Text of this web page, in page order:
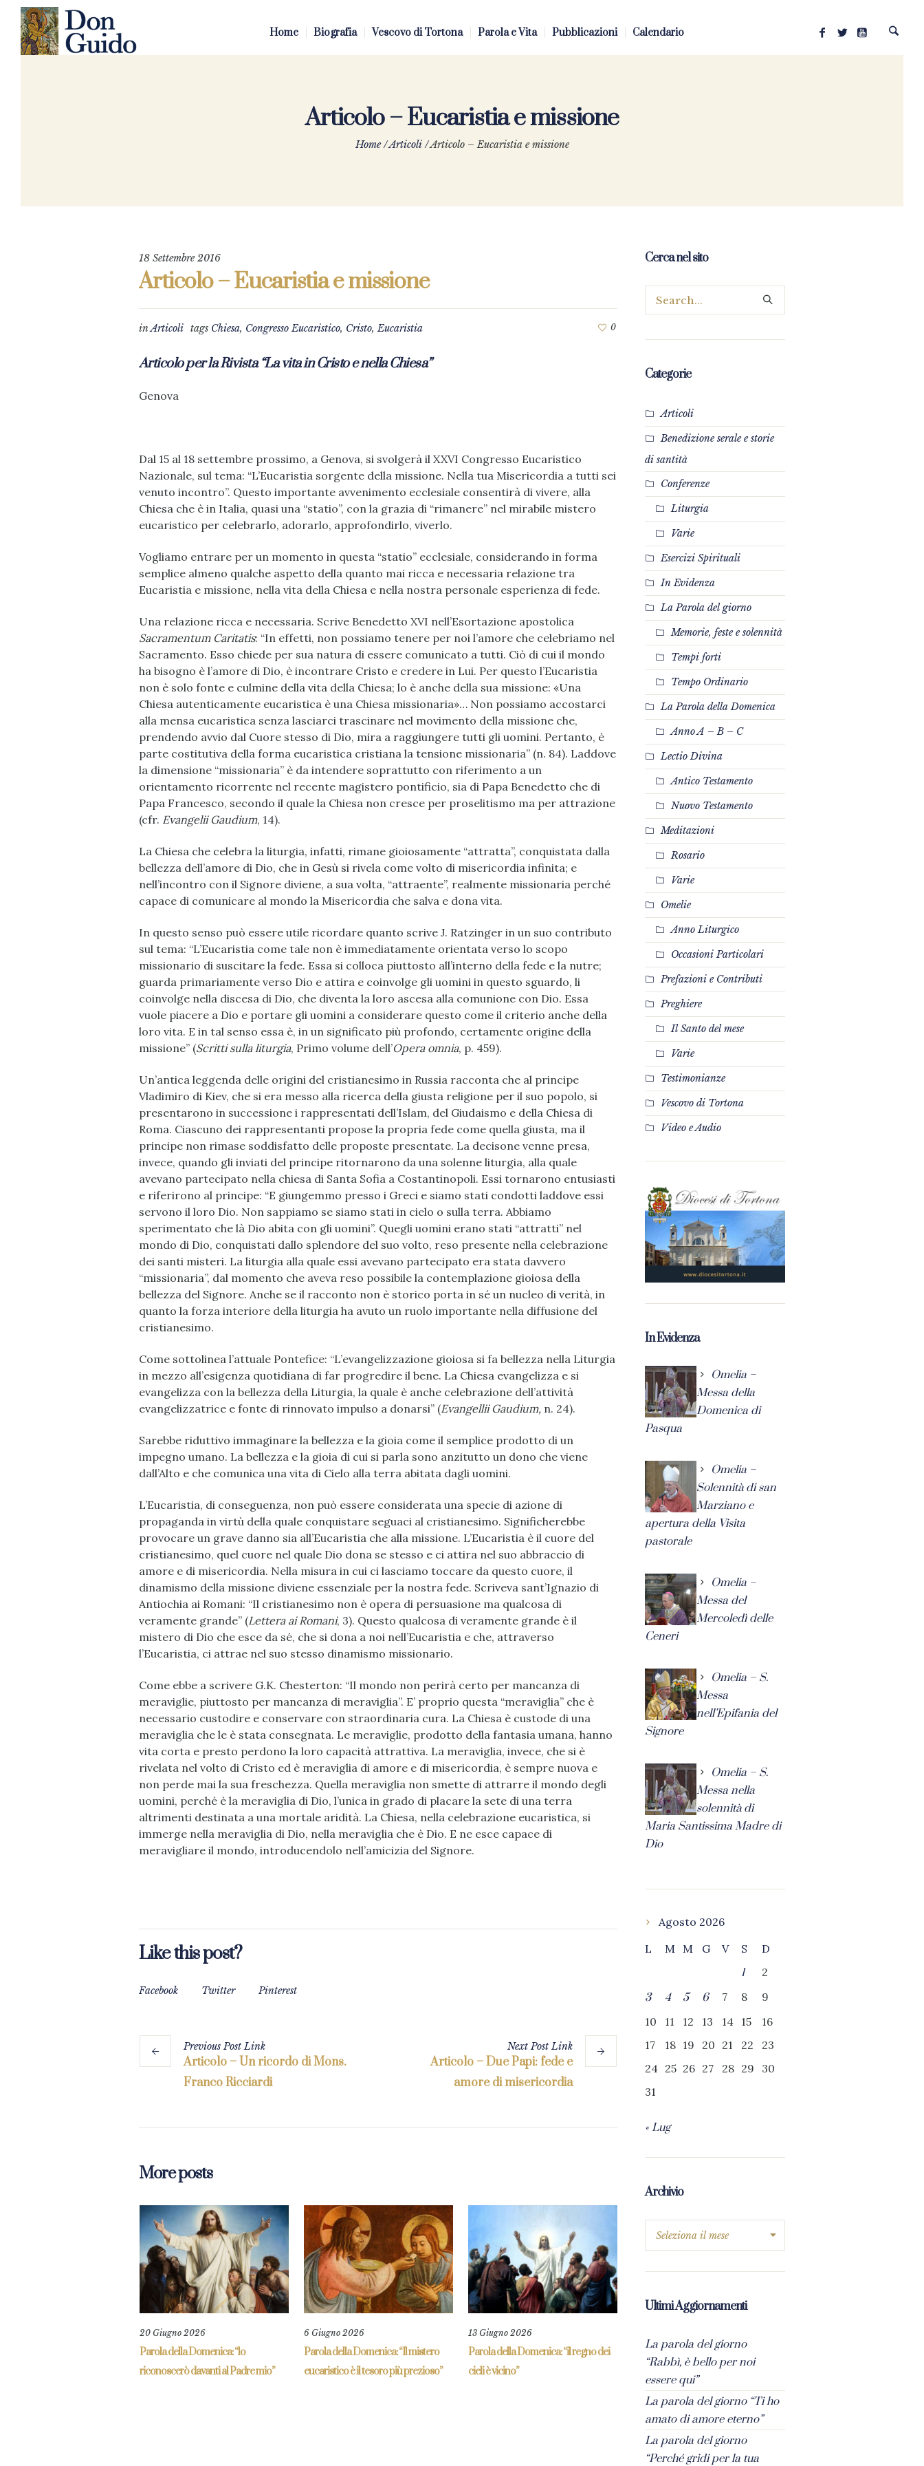
Home Biografia Vescovo di Tortona Parola e Vita Pubblicazioni Calendario
Articolo – Eucaristia e missione
Home /Articoli /Articolo – Eucaristia e missione
18 Settembre 2016
Articolo – Eucaristia e missione
inArticoli tags Chiesa, Congresso Eucaristico, Cristo,Eucaristia 0
Articolo per la Rivista “La vita in Cristo e nella Chiesa”
Genova
Dal 15 al 18 settembre prossimo, a Genova, si svolgerà il XXVI Congresso Eucaristico
Nazionale, sul tema: “L’Eucaristia sorgente della missione. Nella tua Misericordia a tutti sei
venuto incontro”. Questo importante avvenimento ecclesiale consentirà di vivere, alla
Chiesa che è in Italia, quasi una “statio”, con la grazia di “rimanere” nel mirabile mistero
eucaristico per celebrarlo, adorarlo, approfondirlo, viverlo.
Vogliamo entrare per un momento in questa “statio” ecclesiale, considerando in forma
semplice almeno qualche aspetto della quanto mai ricca e necessaria relazione tra
Eucaristia e missione, nella vita della Chiesa e nella nostra personale esperienza di fede.
Una relazione ricca e necessaria. Scrive Benedetto XVI nell’Esortazione apostolica
Sacramentum Caritatis: “In effetti, non possiamo tenere per noi l’amore che celebriamo nel
Sacramento. Esso chiede per sua natura di essere comunicato a tutti. Ciò di cui il mondo
ha bisogno è l’amore di Dio, è incontrare Cristo e credere in Lui. Per questo l’Eucaristia
non è solo fonte e culmine della vita della Chiesa; lo è anche della sua missione: «Una
Chiesa autenticamente eucaristica è una Chiesa missionaria»… Non possiamo accostarci
alla mensa eucaristica senza lasciarci trascinare nel movimento della missione che,
prendendo avvio dal Cuore stesso di Dio, mira a raggiungere tutti gli uomini. Pertanto, è
parte costitutiva della forma eucaristica cristiana la tensione missionaria” (n. 84). Laddove
la dimensione “missionaria” è da intendere soprattutto con riferimento a un
orientamento ricorrente nel recente magistero pontificio, sia di Papa Benedetto che di
Papa Francesco, secondo il quale la Chiesa non cresce per proselitismo ma per attrazione
(cfr. Evangelii Gaudium, 14).
La Chiesa che celebra la liturgia, infatti, rimane gioiosamente “attratta”, conquistata dalla
bellezza dell’amore di Dio, che in Gesù si rivela come volto di misericordia infinita; e
nell’incontro con il Signore diviene, a sua volta, “attraente”, realmente missionaria perché
capace di comunicare al mondo la Misericordia che salva e dona vita.
In questo senso può essere utile ricordare quanto scrive J. Ratzinger in un suo contributo
sul tema: “L’Eucaristia come tale non è immediatamente orientata verso lo scopo
missionario di suscitare la fede. Essa si colloca piuttosto all’interno della fede e la nutre;
guarda primariamente verso Dio e attira e coinvolge gli uomini in questo sguardo, li
coinvolge nella discesa di Dio, che diventa la loro ascesa alla comunione con Dio. Essa
vuole piacere a Dio e portare gli uomini a considerare questo come il criterio anche della
loro vita. E in tal senso essa è, in un significato più profondo, certamente origine della
missione” (Scritti sulla liturgia, Primo volume dell’Opera omnia, p. 459).
Un’antica leggenda delle origini del cristianesimo in Russia racconta che al principe
Vladimiro di Kiev, che si era messo alla ricerca della giusta religione per il suo popolo, si
presentarono in successione i rappresentati dell’Islam, del Giudaismo e della Chiesa di
Roma. Ciascuno dei rappresentanti propose la propria fede come quella giusta, ma il
principe non rimase soddisfatto delle proposte presentate. La decisone venne presa,
invece, quando gli inviati del principe ritornarono da una solenne liturgia, alla quale
avevano partecipato nella chiesa di Santa Sofia a Costantinopoli. Essi tornarono entusiasti
e riferirono al principe: “E giungemmo presso i Greci e siamo stati condotti laddove essi
servono il loro Dio. Non sappiamo se siamo stati in cielo o sulla terra. Abbiamo
sperimentato che là Dio abita con gli uomini”. Quegli uomini erano stati “attratti” nel
mondo di Dio, conquistati dallo splendore del suo volto, reso presente nella celebrazione
dei santi misteri. La liturgia alla quale essi avevano partecipato era stata davvero
“missionaria”, dal momento che aveva reso possibile la contemplazione gioiosa della
bellezza del Signore. Anche se il racconto non è storico porta in sé un nucleo di verità, in
quanto la forza interiore della liturgia ha avuto un ruolo importante nella diffusione del
cristianesimo.
Come sottolinea l’attuale Pontefice: “L’evangelizzazione gioiosa si fa bellezza nella Liturgia
in mezzo all’esigenza quotidiana di far progredire il bene. La Chiesa evangelizza e si
evangelizza con la bellezza della Liturgia, la quale è anche celebrazione dell’attività
evangelizzatrice e fonte di rinnovato impulso a donarsi” (Evangellii Gaudium, n. 24).
Sarebbe riduttivo immaginare la bellezza e la gioia come il semplice prodotto di un
impegno umano. La bellezza e la gioia di cui si parla sono anzitutto un dono che viene
dall’Alto e che comunica una vita di Cielo alla terra abitata dagli uomini.
L’Eucaristia, di conseguenza, non può essere considerata una specie di azione di
propaganda in virtù della quale conquistare seguaci al cristianesimo. Significherebbe
provocare un grave danno sia all’Eucaristia che alla missione. L’Eucaristia è il cuore del
cristianesimo, quel cuore nel quale Dio dona se stesso e ci attira nel suo abbraccio di
amore e di misericordia. Nella misura in cui ci lasciamo toccare da questo cuore, il
dinamismo della missione diviene essenziale per la nostra fede. Scriveva sant’Ignazio di
Antiochia ai Romani: “Il cristianesimo non è opera di persuasione ma qualcosa di
veramente grande” (Lettera ai Romani, 3). Questo qualcosa di veramente grande è il
mistero di Dio che esce da sé, che si dona a noi nell’Eucaristia e che, attraverso
l’Eucaristia, ci attrae nel suo stesso dinamismo missionario.
Come ebbe a scrivere G.K. Chesterton: “Il mondo non perirà certo per mancanza di
meraviglie, piuttosto per mancanza di meraviglia”. E’ proprio questa “meraviglia” che è
necessario custodire e conservare con straordinaria cura. La Chiesa è custode di una
meraviglia che le è stata consegnata. Le meraviglie, prodotto della fantasia umana, hanno
vita corta e presto perdono la loro capacità attrattiva. La meraviglia, invece, che si è
rivelata nel volto di Cristo ed è meraviglia di amore e di misericordia, è sempre nuova e
non perde mai la sua freschezza. Quella meraviglia non smette di attrarre il mondo degli
uomini, perché è la meraviglia di Dio, l’unica in grado di placare la sete di una terra
altrimenti destinata a una mortale aridità. La Chiesa, nella celebrazione eucaristica, si
immerge nella meraviglia di Dio, nella meraviglia che è Dio. E ne esce capace di
meravigliare il mondo, introducendolo nell’amicizia del Signore.
Like this post?
Facebook Twitter Pinterest
PreviousPostLink
Articolo – Un ricordo di Mons.
Franco Ricciardi
NextPostLink
Articolo – Due Papi: fede e
amore di misericordia
More posts
20 Giugno 2026
Parola della Domenica: “lo
riconoscerò davanti al Padre mio”
6 Giugno 2026
Parola della Domenica: “Il mistero
eucaristico è il tesoro più prezioso”
13 Giugno 2026
Parola della Domenica: “il regno dei
cieli è vicino”
Cerca nel sito
Categorie
Articoli
Benedizione serale e storie
di santità
Conferenze
Liturgia
Varie
Esercizi Spirituali
In Evidenza
La Parola del giorno
Memorie, feste e solennità
Tempi forti
Tempo Ordinario
La Parola della Domenica
Anno A – B – C
Lectio Divina
Antico Testamento
Nuovo Testamento
Meditazioni
Rosario
Varie
Omelie
Anno Liturgico
Occasioni Particolari
Prefazioni e Contributi
Preghiere
Il Santo del mese
Varie
Testimonianze
Vescovo di Tortona
Video e Audio
In Evidenza
Omelia –
Messa della
Domenica di
Pasqua
Omelia –
Solennità di san
Marziano e
apertura della Visita
pastorale
Omelia –
Messa del
Mercoledì delle
Ceneri
Omelia – S.
Messa
nell’Epifania del
Signore
Omelia – S.
Messa nella
solennità di
Maria Santissima Madre di
Dio
Agosto 2026
L
M M G V S
D
1
2
3
4 5 6 7 8
9
10
11 12 13 14 15
16
17
18 19 20 21 22
23
24 25 26 27 28 29
30
31
« Lug
Archivio
Ultimi Aggiornamenti
La parola del giorno
“Rabbì, è bello per noi
essere qui”
La parola del giorno “Ti ho
amato di amore eterno”
La parola del giorno
“Perché gridi per la tua